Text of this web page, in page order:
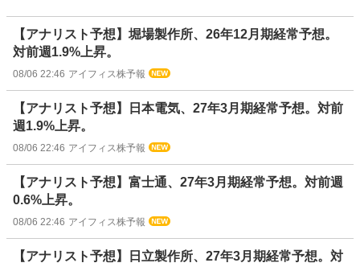
【アナリスト予想】堀場製作所、26年12月期経常予想。
対前週1.9%上昇。
08/06 22:46 アイフィス株予報
【アナリスト予想】日本電気、27年3月期経常予想。対前
週1.9%上昇。
08/06 22:46 アイフィス株予報
【アナリスト予想】富士通、27年3月期経常予想。対前週
0.6%上昇。
08/06 22:46 アイフィス株予報
【アナリスト予想】日立製作所、27年3月期経常予想。対